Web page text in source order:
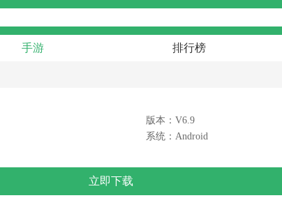
手游 排行榜
版本：V6.9
系统：Android
立即下载